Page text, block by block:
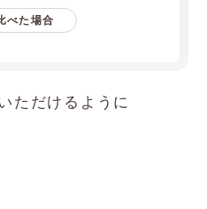
べた場合
ただけるように